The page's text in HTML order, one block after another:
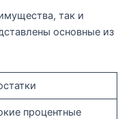
так и
основные из
процентные